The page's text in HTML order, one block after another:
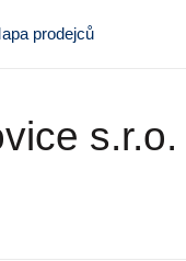
prodejců
s.r.o.